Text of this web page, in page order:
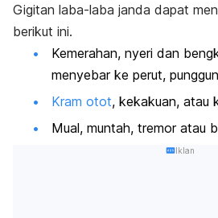
Gigitan laba-laba janda dapat
berikut ini.
Kemerahan, nyeri dan
menyebar ke perut,
Kram otot, kekakuan, atau
Mual, muntah, tremor atau
Iklan